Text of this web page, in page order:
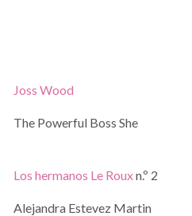
Joss Wood
The Powerful Boss She
Los hermanos Le Rouxn.º 2
Alejandra Estevez Martin